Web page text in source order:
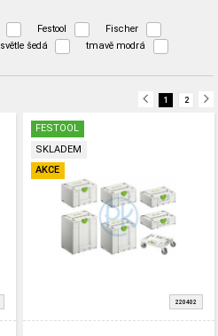
Festool
Fischer
světle šedá
tmavě modrá
1 2
FESTOOL
SKLADEM
AKCE
220402